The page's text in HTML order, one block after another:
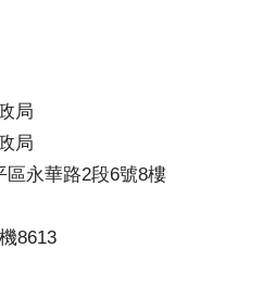
局
局
區永華路2段6號8樓
8613